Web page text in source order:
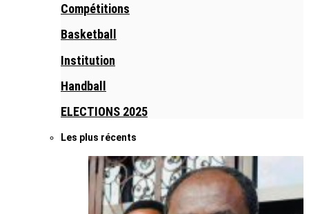
Compétitions
Basketball
Institution
Handball
ELECTIONS 2025
Les plus récents